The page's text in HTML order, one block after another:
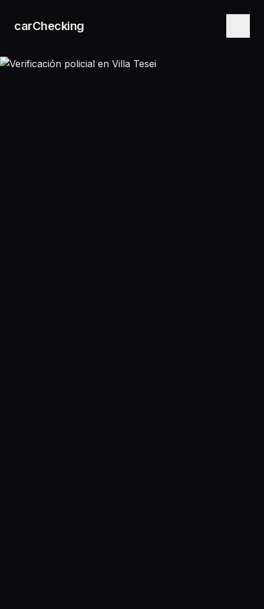
carChecking